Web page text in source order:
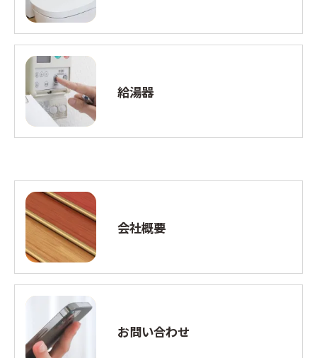
給湯器
会社概要
お問い合わせ